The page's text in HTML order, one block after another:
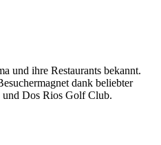
und ihre Restaurants bekannt.
dank beliebter
und Dos Rios Golf Club.